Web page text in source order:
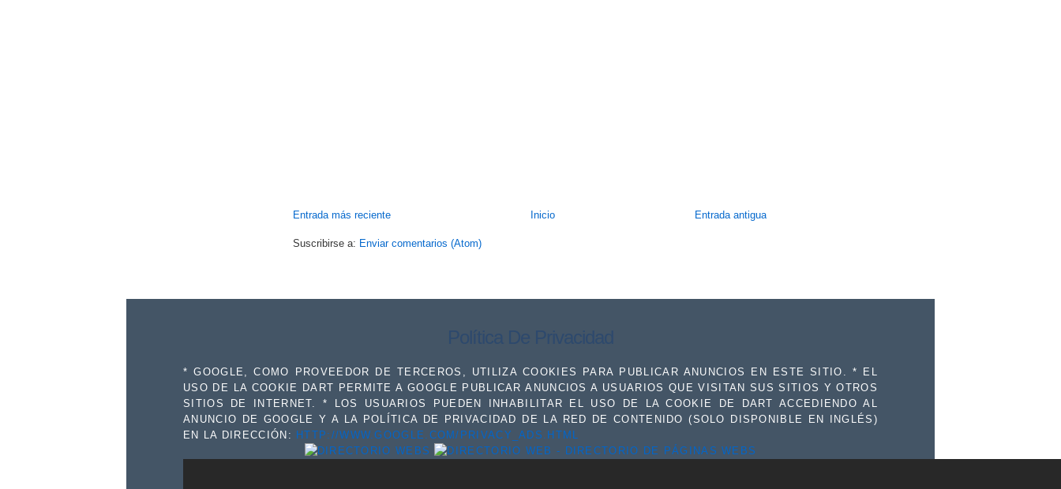
Entrada más reciente Entrada antigua
Inicio
Suscribirse a: Enviar comentarios (Atom)
Política De Privacidad
* GOOGLE, COMO PROVEEDOR DE TERCEROS, UTILIZA COOKIES PARA PUBLICAR ANUNCIOS EN ESTE SITIO. * EL
USO DE LA COOKIE DART PERMITE A GOOGLE PUBLICAR ANUNCIOS A USUARIOS QUE VISITAN SUS SITIOS Y OTROS
SITIOS DE INTERNET. * LOS USUARIOS PUEDEN INHABILITAR EL USO DE LA COOKIE DE DART ACCEDIENDO AL
ANUNCIO DE GOOGLE Y A LA POLÍTICA DE PRIVACIDAD DE LA RED DE CONTENIDO (SOLO DISPONIBLE EN INGLÉS)
EN LA DIRECCIÓN: HTTP://WWW.GOOGLE.COM/PRIVACY_ADS.HTML